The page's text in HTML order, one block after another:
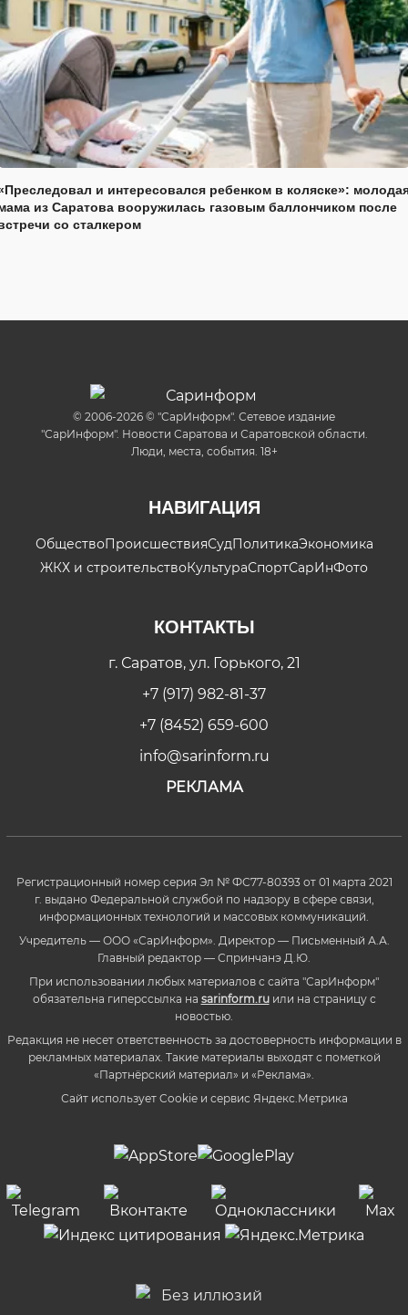
и интересовался ребенком в коляске»:
из Саратова вооружилась газовым баллончиком после
со сталкером
© 2006-2026 © "СарИнформ". Сетевое издание
"СарИнформ". Новости Саратова и Саратовской области.
Люди, места, события. 18+
НАВИГАЦИЯ
ОбществоПроисшествияСудПолитикаЭкономика
ЖКХ и строительствоКультураСпортСарИнФото
КОНТАКТЫ
г. Саратов, ул. Горького, 21
+7 (917) 982-81-37
+7 (8452) 659-600
info@sarinform.ru
РЕКЛАМА
Регистрационный номер серия Эл № ФС77-80393 от 01 марта 2021
г. выдано Федеральной службой по надзору в сфере связи,
информационных технологий и массовых коммуникаций.
Учредитель — ООО «СарИнформ». Директор — Письменный А.А.
Главный редактор — Спринчанэ Д.Ю.
При использовании любых материалов с сайта "СарИнформ"
обязательна гиперссылка на sarinform.ruили на страницу с
новостью.
Редакция не несет ответственность за достоверность информации в
рекламных материалах. Такие материалы выходят с пометкой
«Партнёрский материал» и «Реклама».
Сайт использует Cookie и сервиc Яндекс.Метрика